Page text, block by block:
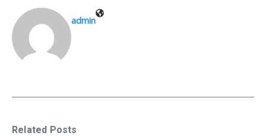
admin
Related Posts